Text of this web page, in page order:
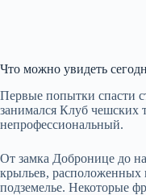
Что можно увидеть
Первые попытки спасти
занимался Клуб чешских
непрофессиональный.
От замка Добронице до
крыльев, расположенных
подземелье. Некоторые